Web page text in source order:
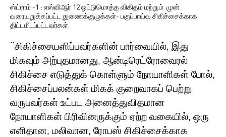
ஸ்ட்ராம் -1 : எஸ்விஆர் 12 ஒட்டுமொத்த விகிதம் மற்றும் முன்
வரையறுக்கப்பட்ட துணைக்குழுக்கள்- பகுப்பாய்வு சிகிச்சைக்காக
திட்டமிடப்பட்டவர்கள்
“சிகிச்சையளிப்பவர்களின் பார்வையில், இது
மிகவும் அற்புதமானது, ஆன்டிரெட்ரோவைரல்
சிகிச்சை எடுத்துக் கொள்ளும் நோயாளிகள் போல்,
சிகிச்சைப்பலன்கள் மிகக் குறைவாகப் பெற்று
வருபவர்கள் உட்பட அனைத்துவிதமான
நோயாளிகள் பிரிவினருக்கும் ஏற்ற வகையில், ஒரு
எளிதான, மலிவான, ரோபஸ் சிகிச்சைக்காக